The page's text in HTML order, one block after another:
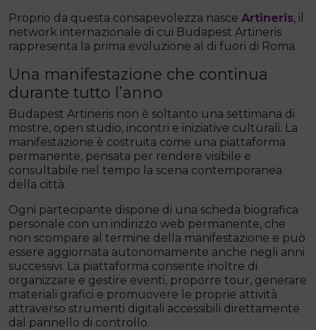
Proprio da questa consapevolezza nasce Artineris, il
network internazionale di cui Budapest Artineris
rappresenta la prima evoluzione al di fuori di Roma.
Una manifestazione che continua
durante tutto l’anno
Budapest Artineris non è soltanto una settimana di
mostre, open studio, incontri e iniziative culturali. La
manifestazione è costruita come una piattaforma
permanente, pensata per rendere visibile e
consultabile nel tempo la scena contemporanea
della città.
Ogni partecipante dispone di una scheda biografica
personale con un indirizzo web permanente, che
non scompare al termine della manifestazione e può
essere aggiornata autonomamente anche negli anni
successivi. La piattaforma consente inoltre di
organizzare e gestire eventi, proporre tour, generare
materiali grafici e promuovere le proprie attività
attraverso strumenti digitali accessibili direttamente
dal pannello di controllo.